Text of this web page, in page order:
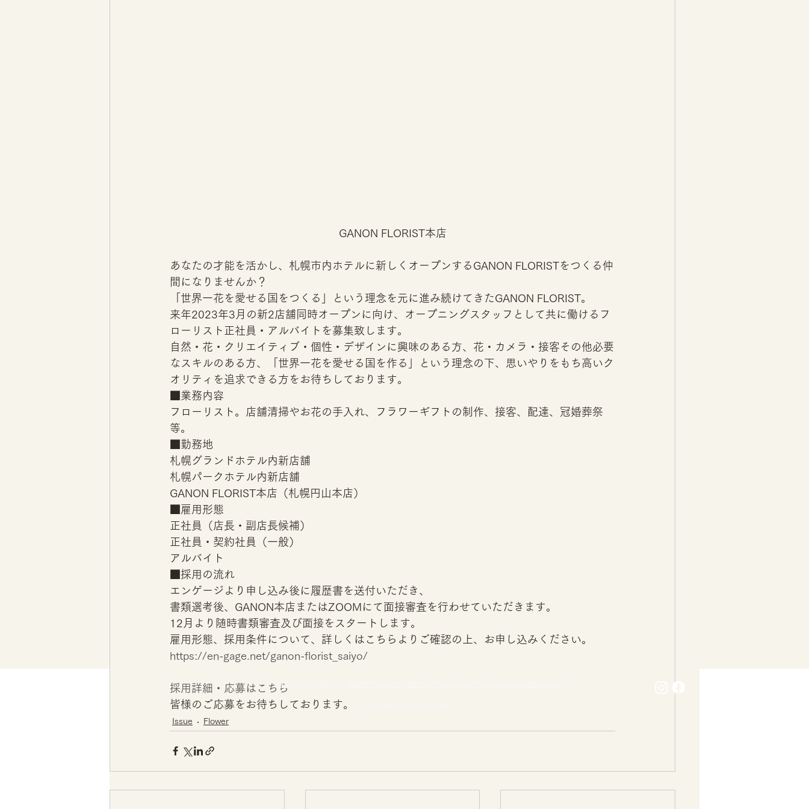
GANON FLORIST本店
あなたの才能を活かし、札幌市内ホテルに新しくオープンするGANON FLORISTをつくる仲
間になりませんか？
「世界一花を愛せる国をつくる」という理念を元に進み続けてきたGANON FLORIST。
来年2023年3月の新2店舗同時オープンに向け、オープニングスタッフとして共に働けるフ
ローリスト正社員・アルバイトを募集致します。
自然・花・クリエイティブ・個性・デザインに興味のある方、花・カメラ・接客その他必要
なスキルのある方、「世界一花を愛せる国を作る」という理念の下、思いやりをもち高いク
オリティを追求できる方をお待ちしております。
■業務内容
フローリスト。店舗清掃やお花の手入れ、フラワーギフトの制作、接客、配達、冠婚葬祭
等。
■勤務地
札幌グランドホテル内新店舗
札幌パークホテル内新店舗
GANON FLORIST本店（札幌円山本店）
■雇用形態
正社員（店長・副店長候補）
正社員・契約社員（一般）
アルバイト
■採用の流れ
エンゲージより申し込み後に履歴書を送付いただき、
書類選考後、GANON本店またはZOOMにて面接審査を行わせていただきます。
12月より随時書類審査及び面接をスタートします。
雇用形態、採用条件について、詳しくはこちらよりご確認の上、お申し込みください。
https://en-gage.net/ganon-florist_saiyo/
採用詳細・応募はこちら
皆様のご応募をお待ちしております。
Issue Flower
SDGs